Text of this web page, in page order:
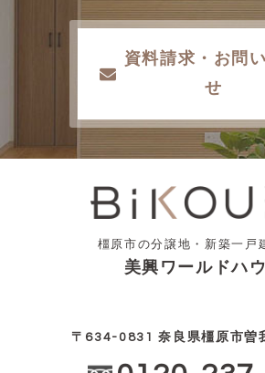
資料請求・お問
せ
橿原市の分譲地・新築一戸
美興ワールドハ
〒634-0831 奈良県橿原市曽